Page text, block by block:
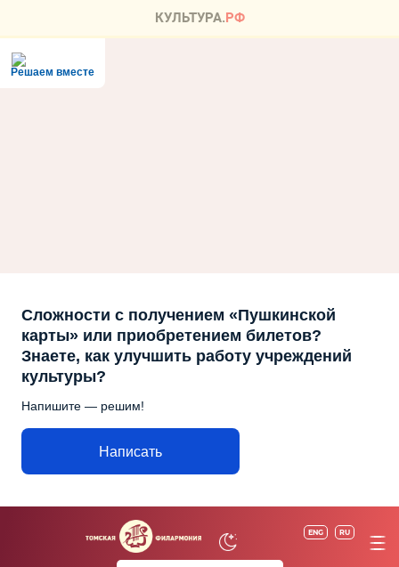
Решаем вместе
Сложности с получением «Пушкинской
карты» или приобретением билетов?
Знаете, как улучшить работу учреждений
культуры?
Напишите — решим!
Написать
ENG RU